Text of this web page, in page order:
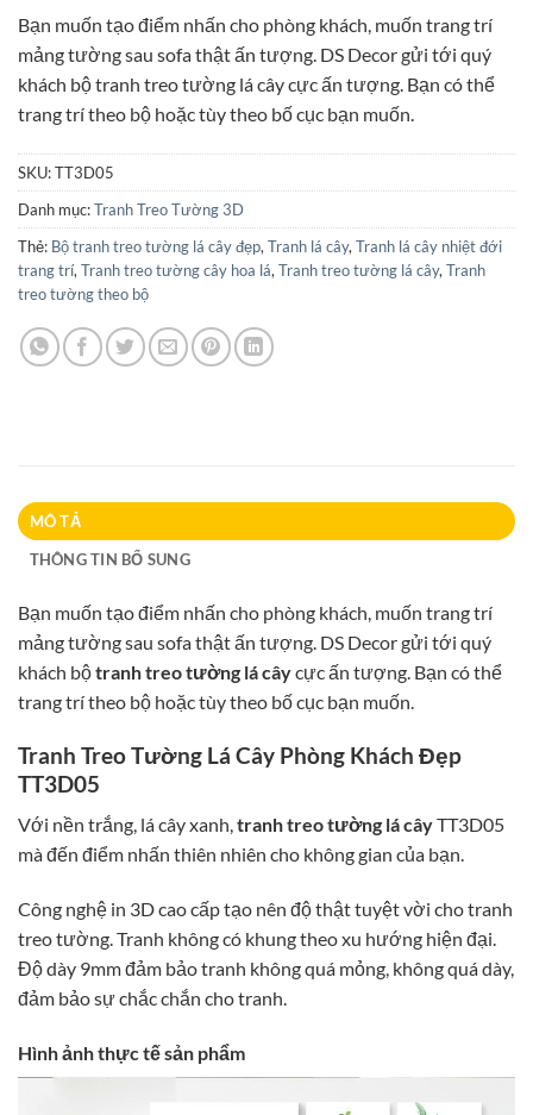
Bạn muốn tạo điểm nhấn cho phòng khách, muốn trang trí
mảng tường sau sofa thật ấn tượng. DS Decor gửi tới quý
khách bộ tranh treo tường lá cây cực ấn tượng. Bạn có thể
trang trí theo bộ hoặc tùy theo bố cục bạn muốn.
SKU:TT3D05
Danh mục:Tranh Treo Tường 3D
Thẻ: Bộ tranh treo tường lá cây đẹp, Tranh lá cây, Tranh lá cây nhiệt đới
trang trí, Tranh treo tường cây hoa lá, Tranh treo tường lá cây, Tranh
treo tường theo bộ
MÔ TẢ
THÔNG TIN BỔ SUNG
Bạn muốn tạo điểm nhấn cho phòng khách, muốn trang trí
mảng tường sau sofa thật ấn tượng. DS Decor gửi tới quý
khách bộtranh treo tường lá câycực ấn tượng. Bạn có thể
trang trí theo bộ hoặc tùy theo bố cục bạn muốn.
Tranh Treo Tường Lá Cây Phòng Khách Đẹp
TT3D05
Với nền trắng, lá cây xanh,tranh treo tường lá câyTT3D05
mà đến điểm nhấn thiên nhiên cho không gian của bạn.
Công nghệ in 3D cao cấp tạo nên độ thật tuyệt vời cho tranh
treo tường. Tranh không có khung theo xu hướng hiện đại.
Độ dày 9mm đảm bảo tranh không quá mỏng, không quá dày,
đảm bảo sự chắc chắn cho tranh.
Hình ảnh thực tế sản phẩm